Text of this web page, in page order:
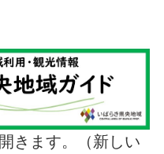
きます。（新しい